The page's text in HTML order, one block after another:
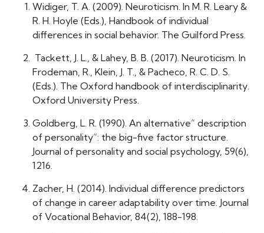
Widiger, T. A. (2009). Neuroticism. In M. R. Leary &
R. H. Hoyle (Eds.), Handbook of individual
differences in social behavior. The Guilford Press.
Tackett, J. L., & Lahey, B. B. (2017). Neuroticism. In
Frodeman, R., Klein, J. T., & Pacheco, R. C. D. S.
(Eds.). The Oxford handbook of interdisciplinarity.
Oxford University Press.
Goldberg, L. R. (1990). An alternative” description
of personality”: the big-five factor structure.
Journal of personality and social psychology, 59(6),
1216.
Zacher, H. (2014). Individual difference predictors
of change in career adaptability over time. Journal
of Vocational Behavior, 84(2), 188-198.